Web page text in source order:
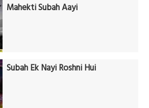
Mahekti Subah Aayi
Subah Ek Nayi Roshni Hui